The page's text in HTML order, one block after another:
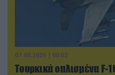
07.08.2026 | 00:02
Τουρκικά οπλισμένα F-